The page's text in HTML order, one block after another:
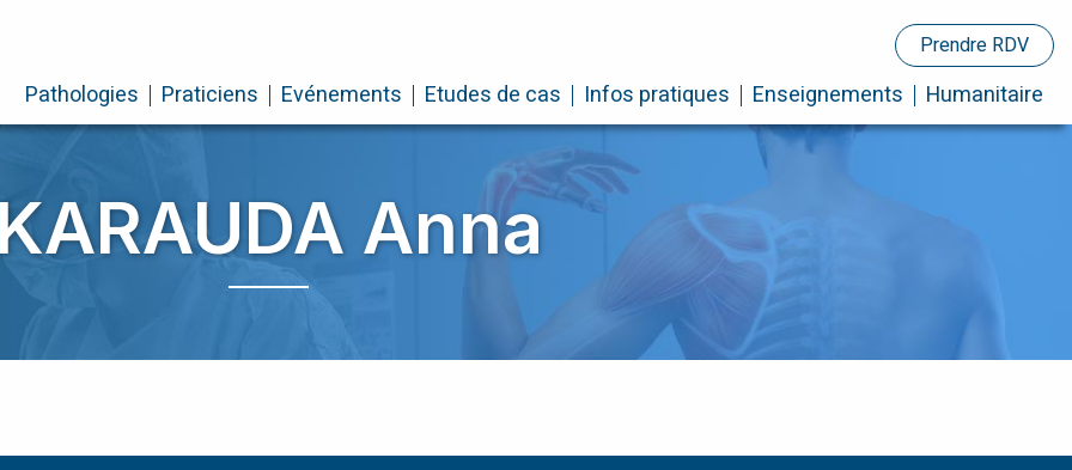
Prendre RDV
Pathologies Praticiens Evénements Etudes de cas Infos pratiques Enseignements Humanitaire
KARAUDA Anna